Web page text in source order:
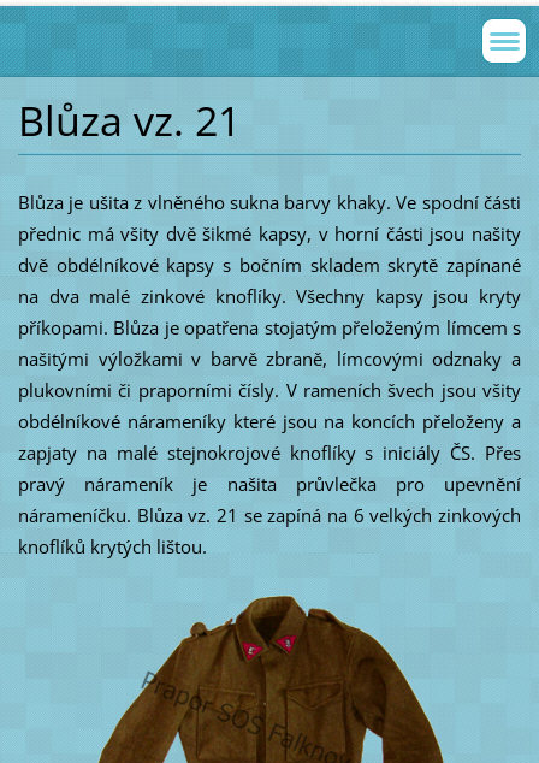
Blůza vz. 21
Blůza je ušita z vlněného sukna barvy khaky. Ve spodní části
přednic má všity dvě šikmé kapsy, v horní části jsou našity
dvě obdélníkové kapsy s bočním skladem skrytě zapínané
na dva malé zinkové knoflíky. Všechny kapsy jsou kryty
příkopami. Blůza je opatřena stojatým přeloženým límcem s
našitými výložkami v barvě zbraně, límcovými odznaky a
plukovními či praporními čísly. V rameních švech jsou všity
obdélníkové nárameníky které jsou na koncích přeloženy a
zapjaty na malé stejnokrojové knoflíky s iniciály ČS. Přes
pravý nárameník je našita průvlečka pro upevnění
nárameníčku. Blůza vz. 21 se zapíná na 6 velkých zinkových
knoflíků krytých lištou.